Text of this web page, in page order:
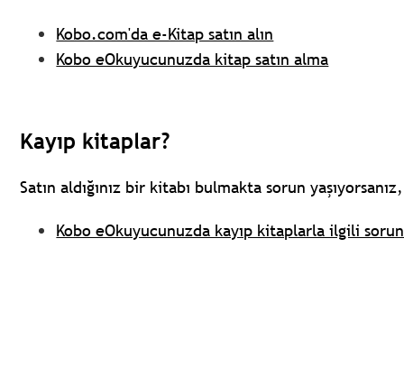
Kobo.com'da e-Kitap satın alın
Kobo eOkuyucunuzda kitap satın alma
Kayıp kitaplar?
Satın aldığınız bir kitabı bulmakta sorun
Kobo eOkuyucunuzda kayıp kitaplarla ilgili